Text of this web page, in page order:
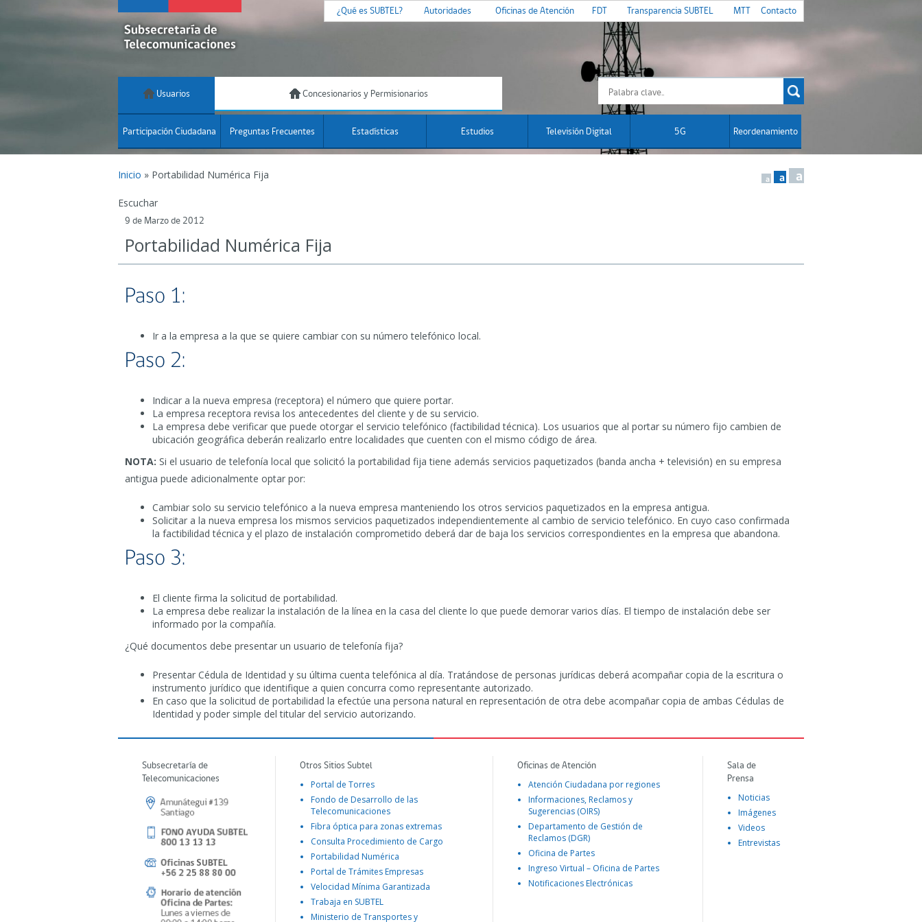
¿Qué es SUBTEL? Autoridades Oficinas de Atención FDT Transparencia SUBTEL MTT Contacto
Usuarios Concesionarios y Permisionarios
Participación Ciudadana Preguntas Frecuentes Estadísticas Estudios Televisión Digital 5G Reordenamiento
Inicio » Portabilidad Numérica Fija a a a
Escuchar
9 de Marzo de 2012
Portabilidad Numérica Fija
Paso 1:
Ir a la empresa a la que se quiere cambiar con su número telefónico local.
Paso 2:
Indicar a la nueva empresa (receptora) el número que quiere portar.
La empresa receptora revisa los antecedentes del cliente y de su servicio.
La empresa debe verificar que puede otorgar el servicio telefónico (factibilidad técnica). Los usuarios que al portar su número fijo cambien de
ubicación geográfica deberán realizarlo entre localidades que cuenten con el mismo código de área.
NOTA: Si el usuario de telefonía local que solicitó la portabilidad fija tiene además servicios paquetizados (banda ancha + televisión) en su empresa
antigua puede adicionalmente optar por:
Cambiar solo su servicio telefónico a la nueva empresa manteniendo los otros servicios paquetizados en la empresa antigua.
Solicitar a la nueva empresa los mismos servicios paquetizados independientemente al cambio de servicio telefónico. En cuyo caso confirmada
la factibilidad técnica y el plazo de instalación comprometido deberá dar de baja los servicios correspondientes en la empresa que abandona.
Paso 3:
El cliente firma la solicitud de portabilidad.
La empresa debe realizar la instalación de la línea en la casa del cliente lo que puede demorar varios días. El tiempo de instalación debe ser
informado por la compañía.
¿Qué documentos debe presentar un usuario de telefonía fija?
Presentar Cédula de Identidad y su última cuenta telefónica al día. Tratándose de personas jurídicas deberá acompañar copia de la escritura o
instrumento jurídico que identifique a quien concurra como representante autorizado.
En caso que la solicitud de portabilidad la efectúe una persona natural en representación de otra debe acompañar copia de ambas Cédulas de
Identidad y poder simple del titular del servicio autorizando.
Subsecretaría de
Telecomunicaciones
Otros Sitios Subtel
Portal de Torres
Fondo de Desarrollo de las
Telecomunicaciones
Fibra óptica para zonas extremas
Consulta Procedimiento de Cargo
Portabilidad Numérica
Portal de Trámites Empresas
Velocidad Mínima Garantizada
Trabaja en SUBTEL
Ministerio de Transportes y
Oficinas de Atención
Atención Ciudadana por regiones
Informaciones, Reclamos y
Sugerencias (OIRS)
Departamento de Gestión de
Reclamos (DGR)
Oficina de Partes
Ingreso Virtual – Oficina de Partes
Notificaciones Electrónicas
Sala de
Prensa
Noticias
Imágenes
Videos
Entrevistas